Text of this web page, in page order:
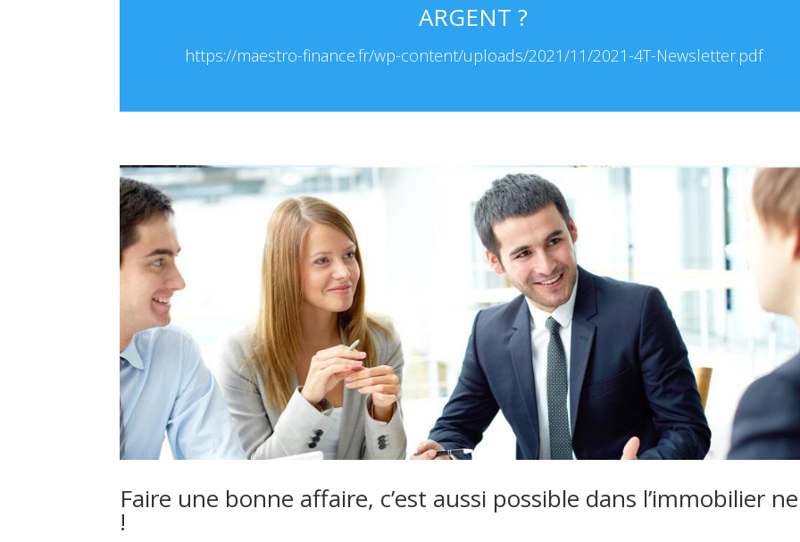
ARGENT ?
https://maestro-finance.fr/wp-content/uploads/2021/11/2021-4T-Newsletter.pdf
Faire une bonne affaire, c’est aussi possible dans l’immobilier
!